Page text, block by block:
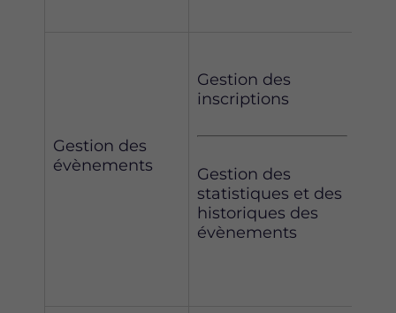
Gestion des
évènements
Gestion des
inscriptions
Gestion des
statistiques et des
historiques des
évènements